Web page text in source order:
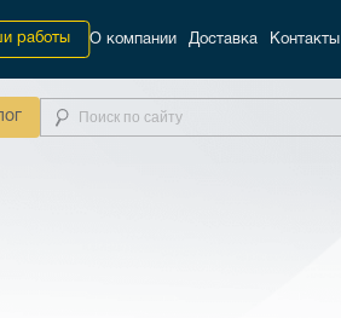
работы О компании Доставка Контакты